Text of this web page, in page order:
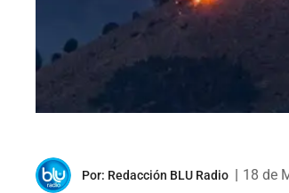
Por: Redacción BLU Radio
18 de